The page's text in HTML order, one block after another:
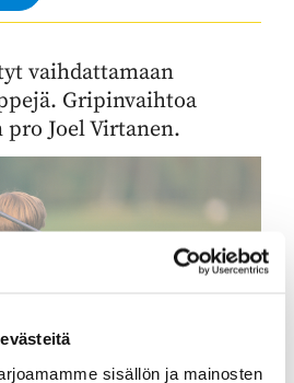
sisällön ja mainosten
vaihdattamaan
Gripinvaihtoa
Joel Virtanen.